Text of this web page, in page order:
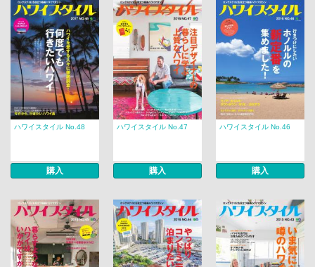
ハワイスタイル No.48
購入
ハワイスタイル No.47
購入
ハワイスタイル No.46
購入